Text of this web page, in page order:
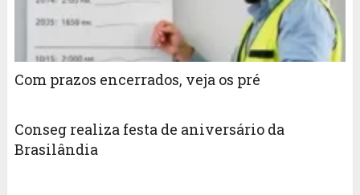
Com prazos encerrados, veja os pré
Conseg realiza festa de aniversário da
Brasilândia